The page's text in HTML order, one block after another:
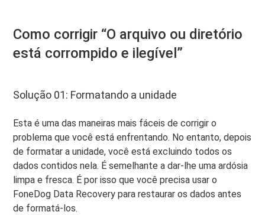
Como corrigir “O arquivo ou diretório
está corrompido e ilegível”
Solução 01: Formatando a unidade
Esta é uma das maneiras mais fáceis de corrigir o
problema que você está enfrentando. No entanto, depois
de formatar a unidade, você está excluindo todos os
dados contidos nela. É semelhante a dar-lhe uma ardósia
limpa e fresca. É por isso que você precisa usar o
FoneDog Data Recovery para restaurar os dados antes
de formatá-los.